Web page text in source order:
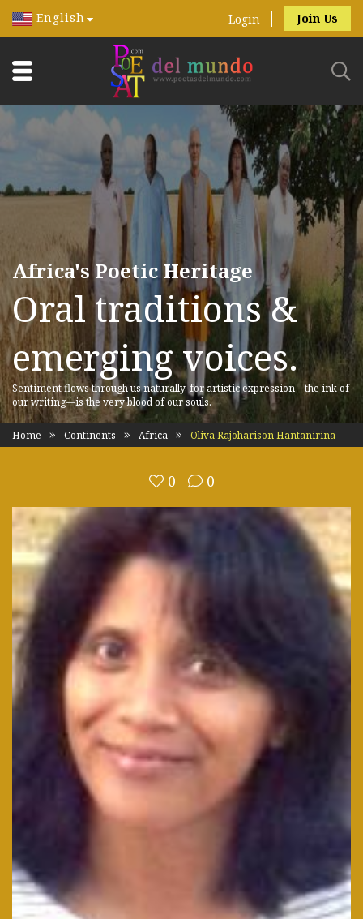
English Login Join Us
Africa's Poetic Heritage
Oral traditions &
emerging voices.
Sentiment flows through us naturally, for artistic expression—the ink of
our writing—is the very blood of our souls.
Home Continents Africa Oliva Rajoharison Hantanirina
0 0